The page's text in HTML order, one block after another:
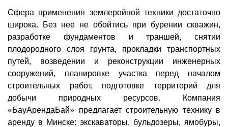
Сфера применения землеройной техники достаточно
широка. Без нее не обойтись при бурении скважин,
разработке фундаментов и траншей, снятии
плодородного слоя грунта, прокладки транспортных
путей, возведении и реконструкции инженерных
сооружений, планировке участка перед началом
строительных работ, подготовке территорий для
добычи природных ресурсов. Компания
«БауАрендаБай» предлагает строительную технику в
аренду в Минске: экскаваторы, бульдозеры, ямобуры,